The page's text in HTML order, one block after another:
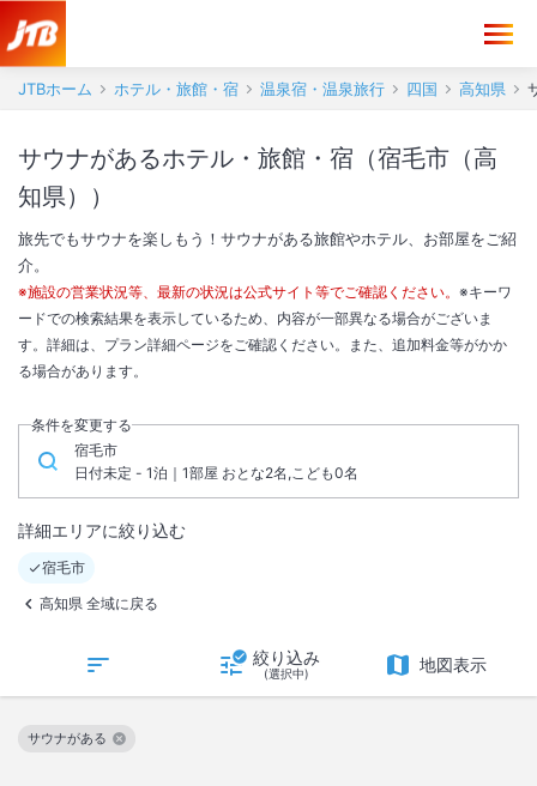
JTBホーム ホテル・旅館・宿 温泉宿・温泉旅行 四国 高知県
サウナがあるホテル・旅館・宿（宿毛市（高
知県））
旅先でもサウナを楽しもう！サウナがある旅館やホテル、お部屋をご紹
介。
※施設の営業状況等、最新の状況は公式サイト等でご確認ください。 ※キーワ
ードでの検索結果を表示しているため、内容が一部異なる場合がございま
す。詳細は、プラン詳細ページをご確認ください。また、追加料金等がかか
る場合があります。
条件を変更する
宿毛市
日付未定 - 1泊｜1部屋 おとな2名,こども0名
詳細エリアに絞り込む
宿毛市
高知県 全域に戻る
絞り込み
(選択中) 地図表示
サウナがある
この絞り込み条件を解除